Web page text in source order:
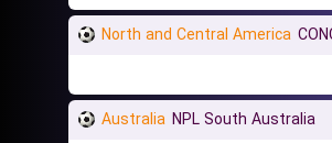
North and Central America
Australia NPL South Australia